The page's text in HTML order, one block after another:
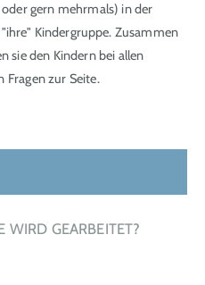
gern mehrmals) in der
Kindergruppe. Zusammen
sie den Kindern bei allen
Fragen zur Seite.
WIRD GEARBEITET?